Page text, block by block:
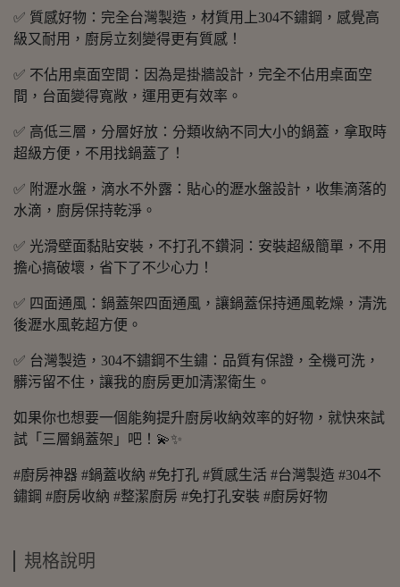
✅ 質感好物：完全台灣製造，材質用上304不鏽鋼，感覺高
級又耐用，廚房立刻變得更有質感！
✅ 不佔用桌面空間：因為是掛牆設計，完全不佔用桌面空
間，台面變得寬敞，運用更有效率。
✅ 高低三層，分層好放：分類收納不同大小的鍋蓋，拿取時
超級方便，不用找鍋蓋了！
✅ 附瀝水盤，滴水不外露：貼心的瀝水盤設計，收集滴落的
水滴，廚房保持乾淨。
✅ 光滑壁面黏貼安裝，不打孔不鑽洞：安裝超級簡單，不用
擔心搞破壞，省下了不少心力！
✅ 四面通風：鍋蓋架四面通風，讓鍋蓋保持通風乾燥，清洗
後瀝水風乾超方便。
✅ 台灣製造，304不鏽鋼不生鏽：品質有保證，全機可洗，
髒污留不住，讓我的廚房更加清潔衛生。
如果你也想要一個能夠提升廚房收納效率的好物，就快來試
試「三層鍋蓋架」吧！💫✨
#廚房神器 #鍋蓋收納 #免打孔 #質感生活 #台灣製造 #304不
鏽鋼 #廚房收納 #整潔廚房 #免打孔安裝 #廚房好物
規格說明